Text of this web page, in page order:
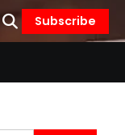
Subscribe